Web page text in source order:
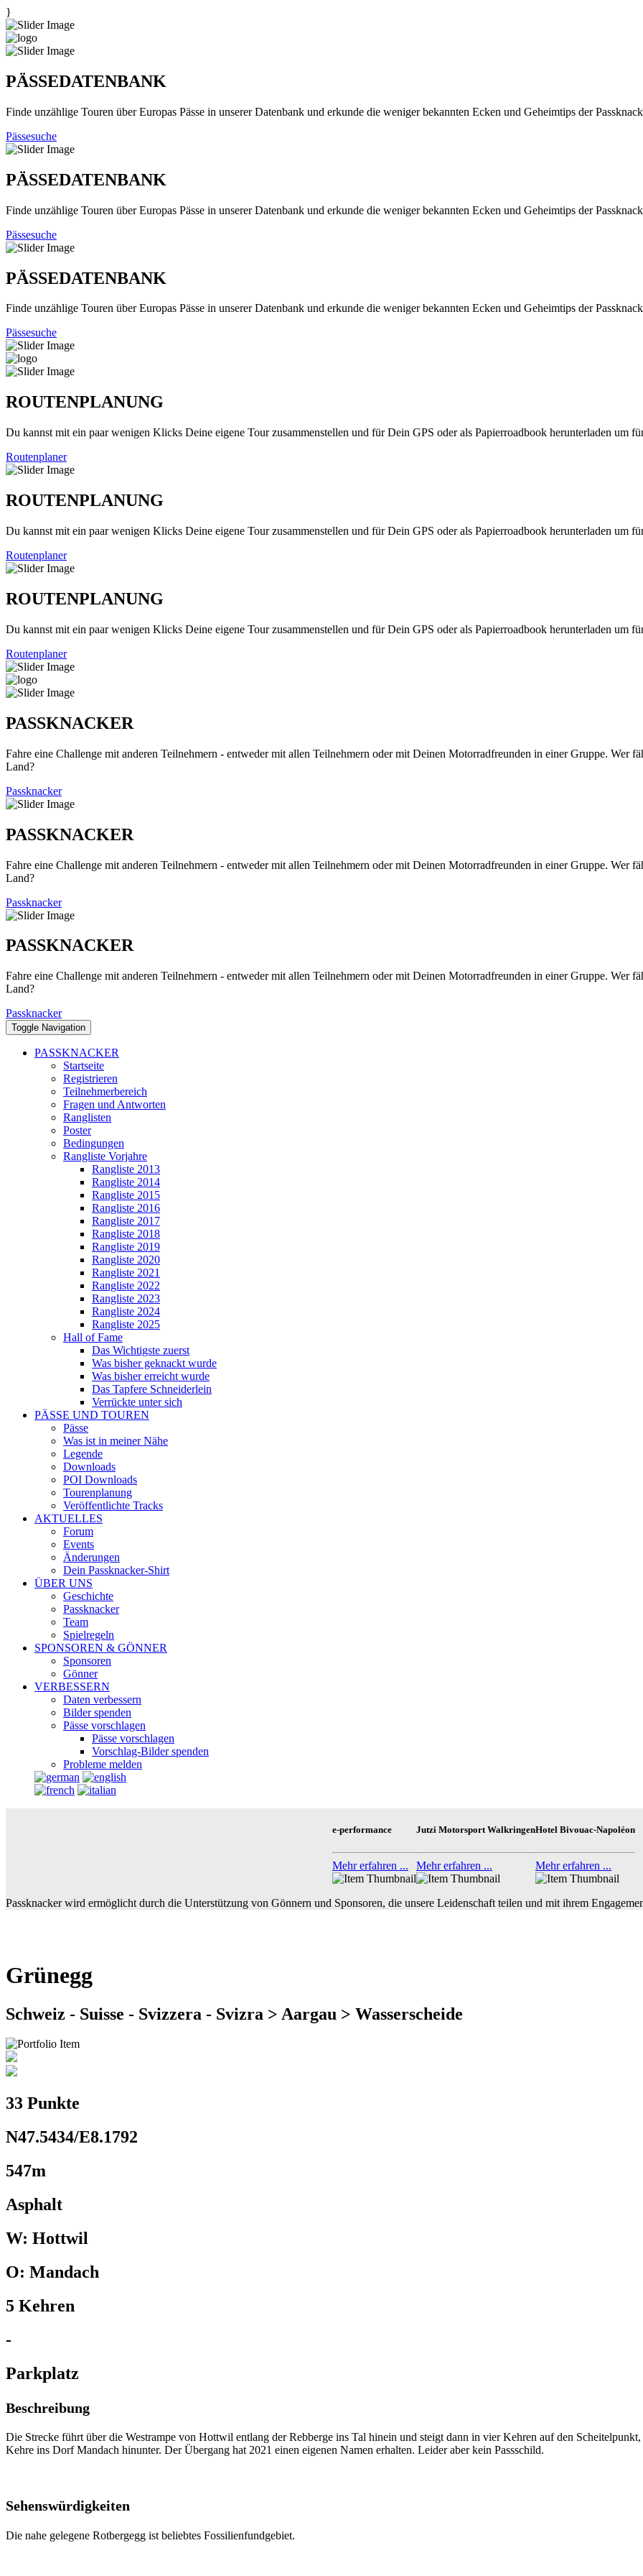
}
PÄSSEDATENBANK
Finde unzählige Touren über Europas Pässe in unserer Datenbank und erkunde die weniger bekannten Ecken und Geheimtips der
Pässesuche
PÄSSEDATENBANK
Finde unzählige Touren über Europas Pässe in unserer Datenbank und erkunde die weniger bekannten Ecken und Geheimtips der
Pässesuche
PÄSSEDATENBANK
Finde unzählige Touren über Europas Pässe in unserer Datenbank und erkunde die weniger bekannten Ecken und Geheimtips der
Pässesuche
ROUTENPLANUNG
Du kannst mit ein paar wenigen Klicks Deine eigene Tour zusammenstellen und für Dein GPS oder als Papierroadbook herunterladen um
Routenplaner
ROUTENPLANUNG
Du kannst mit ein paar wenigen Klicks Deine eigene Tour zusammenstellen und für Dein GPS oder als Papierroadbook herunterladen um
Routenplaner
ROUTENPLANUNG
Du kannst mit ein paar wenigen Klicks Deine eigene Tour zusammenstellen und für Dein GPS oder als Papierroadbook herunterladen um
Routenplaner
PASSKNACKER
Fahre eine Challenge mit anderen Teilnehmern - entweder mit allen Teilnehmern oder mit Deinen Motorradfreunden in einer Gruppe. Wer
Land?
Passknacker
PASSKNACKER
Fahre eine Challenge mit anderen Teilnehmern - entweder mit allen Teilnehmern oder mit Deinen Motorradfreunden in einer Gruppe. Wer
Land?
Passknacker
PASSKNACKER
Fahre eine Challenge mit anderen Teilnehmern - entweder mit allen Teilnehmern oder mit Deinen Motorradfreunden in einer Gruppe. Wer
Land?
Passknacker
Toggle Navigation
PASSKNACKER
Startseite
Registrieren
Teilnehmerbereich
Fragen und Antworten
Ranglisten
Poster
Bedingungen
Rangliste Vorjahre
Rangliste 2013
Rangliste 2014
Rangliste 2015
Rangliste 2016
Rangliste 2017
Rangliste 2018
Rangliste 2019
Rangliste 2020
Rangliste 2021
Rangliste 2022
Rangliste 2023
Rangliste 2024
Rangliste 2025
Hall of Fame
Das Wichtigste zuerst
Was bisher geknackt wurde
Was bisher erreicht wurde
Das Tapfere Schneiderlein
Verrückte unter sich
PÄSSE UND TOUREN
Pässe
Was ist in meiner Nähe
Legende
Downloads
POI Downloads
Tourenplanung
Veröffentlichte Tracks
AKTUELLES
Forum
Events
Änderungen
Dein Passknacker-Shirt
ÜBER UNS
Geschichte
Passknacker
Team
Spielregeln
SPONSOREN & GÖNNER
Sponsoren
Gönner
VERBESSERN
Daten verbessern
Bilder spenden
Pässe vorschlagen
Pässe vorschlagen
Vorschlag-Bilder spenden
Probleme melden
e-performance
Mehr erfahren ...
Jutzi Motorsport Walkringen
Mehr erfahren ...
Hotel Bivouac-Napoléon
Mehr erfahren ...
Passknacker wird ermöglicht durch die Unterstützung von Gönnern und Sponsoren, die unsere Leidenschaft teilen und mit ihrem
Grünegg
Schweiz - Suisse - Svizzera - Svizra > Aargau > Wasserscheide
33 Punkte
N47.5434/E8.1792
547m
Asphalt
W: Hottwil
O: Mandach
5 Kehren
-
Parkplatz
Beschreibung
Die Strecke führt über die Westrampe von Hottwil entlang der Rebberge ins Tal hinein und steigt dann in vier Kehren auf den
Kehre ins Dorf Mandach hinunter. Der Übergang hat 2021 einen eigenen Namen erhalten. Leider aber kein Passschild.
Sehenswürdigkeiten
Die nahe gelegene Rotbergegg ist beliebtes Fossilienfundgebiet.